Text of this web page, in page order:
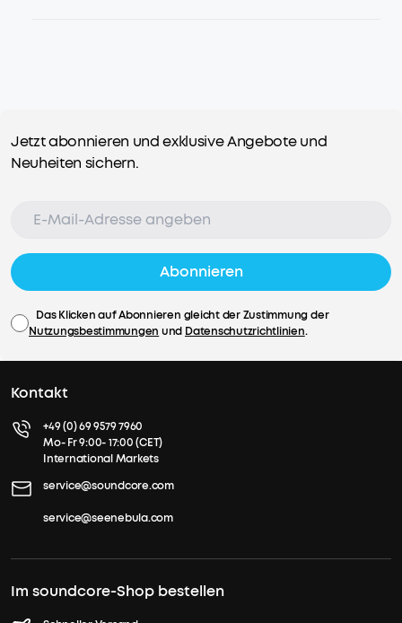
Jetzt abonnieren und exklusive Angebote und
Neuheiten sichern.
Abonnieren
Das Klicken auf Abonnieren gleicht der Zustimmung der
Nutzungsbestimmungen und Datenschutzrichtlinien.
Kontakt
+49 (0) 69 9579 7960
Mo- Fr 9:00- 17:00 (CET)
International Markets
service@soundcore.com
service@seenebula.com
Im soundcore-Shop bestellen